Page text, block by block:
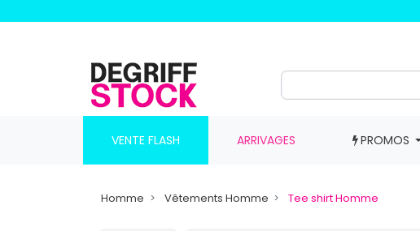
VENTE FLASH ARRIVAGES PROMOS
Homme Vêtements Homme Tee shirt Homme